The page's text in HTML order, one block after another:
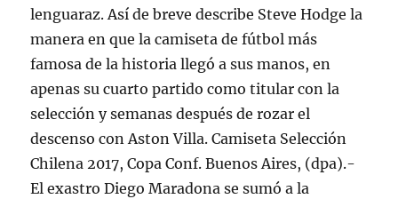
lenguaraz. Así de breve describe Steve Hodge la
manera en que la camiseta de fútbol más
famosa de la historia llegó a sus manos, en
apenas su cuarto partido como titular con la
selección y semanas después de rozar el
descenso con Aston Villa. Camiseta Selección
Chilena 2017, Copa Conf. Buenos Aires, (dpa).-
El exastro Diego Maradona se sumó a la